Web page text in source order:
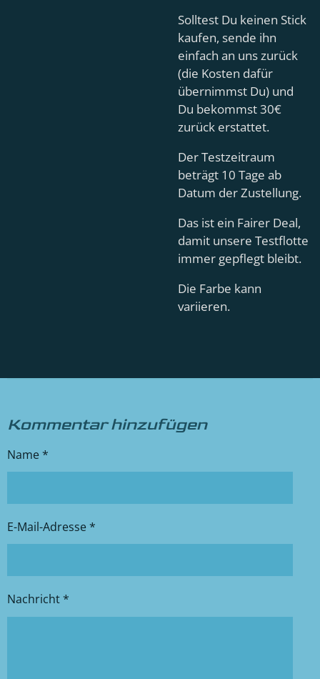
Solltest Du keinen Stick
kaufen, sende ihn
einfach an uns zurück
(die Kosten dafür
übernimmst Du) und
Du bekommst 30€
zurück erstattet.
Der Testzeitraum
beträgt 10 Tage ab
Datum der Zustellung.
Das ist ein Fairer Deal,
damit unsere Testflotte
immer gepflegt bleibt.
Die Farbe kann
variieren.
Kommentar hinzufügen
Name *
E-Mail-Adresse *
Nachricht *